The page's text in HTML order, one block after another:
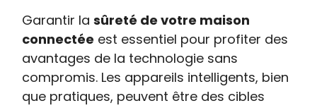
Garantir lasûreté de votre maison
connectée est essentiel pour profiter des
avantages de la technologie sans
compromis. Les appareils intelligents, bien
que pratiques, peuvent être des cibles